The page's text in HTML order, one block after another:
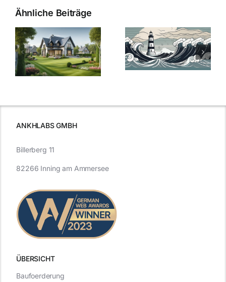
Ähnliche Beiträge
Bauzinsen im
Sturm: Die
aktuelle
Entwicklung
Die Evolution
der
Bauzinsen: Ein
Blick in die
ANKHLABS GMBH
ÜBERSICHT
Billerberg 11
82266 Inning am Ammersee
Baufoerderung